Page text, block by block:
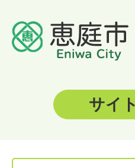
サイ